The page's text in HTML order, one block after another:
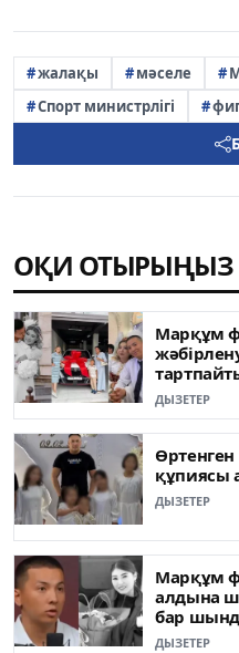
жалақы мәселе
Спорт министрлігі
ОҚИ ОТЫРЫҢЫЗ
Марқұм
ДЫЗЕТЕР
құпиясы
ДЫЗЕТЕР
Марқұм
алдына
бар
ДЫЗЕТЕР